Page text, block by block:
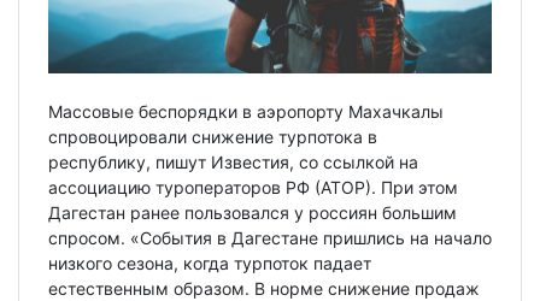
Массовые беспорядки в аэропорту Махачкалы
спровоцировали снижение турпотока в
республику, пишут Известия, со ссылкой на
ассоциацию туроператоров РФ (АТОР). При этом
Дагестан ранее пользовался у россиян большим
спросом. «События в Дагестане пришлись на начало
низкого сезона, когда турпоток падает
естественным образом. В норме снижение продаж